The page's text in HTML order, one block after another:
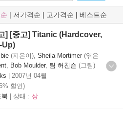
| 저가격순 | 고가격순 | 베스트순
] [중고] Titanic (Hardcover,
Up)
(지은이), Sheila Mortimer (엮은
Bob Moulder, 팀 허친슨 (그림)
| 2007년 04월
할인)
북 | 상태 : 상